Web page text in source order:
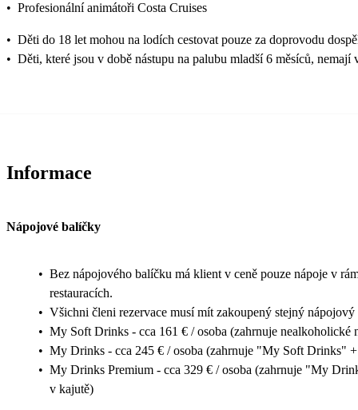
• Profesionální animátoři Costa Cruises
• Děti do 18 let mohou na lodích cestovat pouze za doprovodu
• Děti, které jsou v době nástupu na palubu mladší 6 měsíců, nemají
Informace
Nápojové balíčky
• Bez nápojového balíčku má klient v ceně pouze nápoje v
restauracích.
• Všichni členi rezervace musí mít zakoupený stejný nápojový
• My Soft Drinks - cca 161 € / osoba (zahrnuje nealkoholické
• My Drinks - cca 245 € / osoba (zahrnuje "My Soft Drinks"
• My Drinks Premium - cca 329 € / osoba (zahrnuje "My
v kajutě)